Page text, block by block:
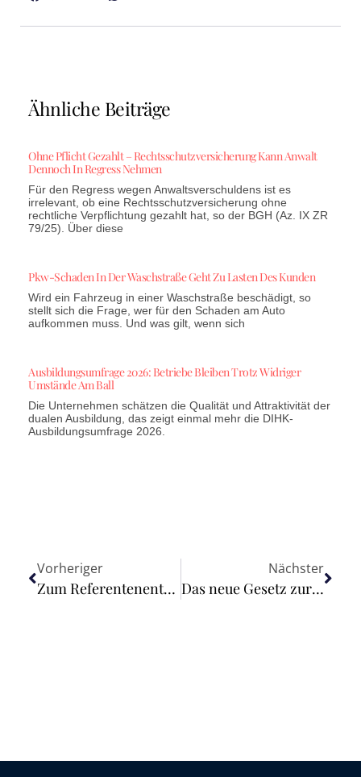
Ähnliche Beiträge
Ohne Pflicht Gezahlt – Rechtsschutzversicherung Kann Anwalt
Dennoch In Regress Nehmen
Für den Regress wegen Anwaltsverschuldens ist es
irrelevant, ob eine Rechtsschutzversicherung ohne
rechtliche Verpflichtung gezahlt hat, so der BGH (Az. IX ZR
79/25). Über diese
Pkw-Schaden In Der Waschstraße Geht Zu Lasten Des Kunden
Wird ein Fahrzeug in einer Waschstraße beschädigt, so
stellt sich die Frage, wer für den Schaden am Auto
aufkommen muss. Und was gilt, wenn sich
Ausbildungsumfrage 2026: Betriebe Bleiben Trotz Widriger
Umstände Am Ball
Die Unternehmen schätzen die Qualität und Attraktivität der
dualen Ausbildung, das zeigt einmal mehr die DIHK-
Ausbildungsumfrage 2026.
Vorheriger
Zum Referentenentwurf eines Gesetzes zur Änderung der berufsgerichtlichen Regelungen der Wirtschaftsprüferordnung
Nächster
Das neue Gesetz zur Fachkräfteeinwanderung muss Digitalisierung konsequenter berücksichtigen